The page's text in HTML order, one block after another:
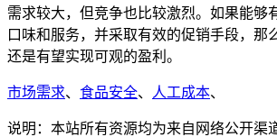
需求较大，但竞争也比较激烈。如果能够
口味和服务，并采取有效的促销手段，那
还是有望实现可观的盈利。
市场需求、 食品安全、 人工成本、
说明：本站所有资源均为来自网络公开渠